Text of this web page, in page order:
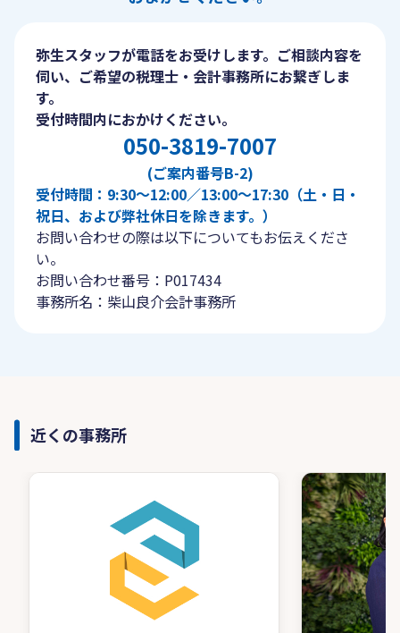
弥生スタッフが電話をお受けします。ご相談内容を
伺い、ご希望の税理士・会計事務所にお繋ぎしま
す。
受付時間内におかけください。
050-3819-7007
(ご案内番号B-2)
受付時間：9:30〜12:00／13:00〜17:30（土・日・
祝日、および弊社休日を除きます。）
お問い合わせの際は以下についてもお伝えくださ
い。
お問い合わせ番号：P017434
事務所名：柴山良介会計事務所
近くの事務所